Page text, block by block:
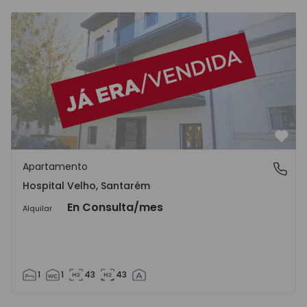
Apartamento T1 Santarém, Santarém (Marvila), Santa
Hospital Velho, Santarém
Apartamento
Hospital Velho, Santarém
Alquilar En Consulta/mes
1 1 43 43